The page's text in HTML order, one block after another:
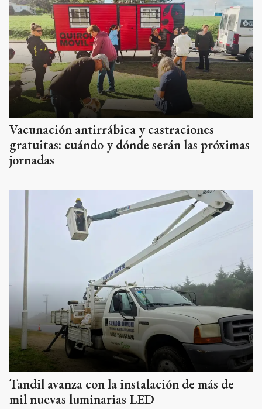
Vacunación antirrábica y castraciones
gratuitas: cuándo y dónde serán las próximas
jornadas
Tandil avanza con la instalación de más de
mil nuevas luminarias LED